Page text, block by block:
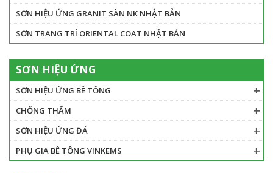
SƠN HIỆU ỨNG GRANIT SÀN NK NHẬT BẢN
SƠN TRANG TRÍ ORIENTAL COAT NHẬT BẢN
SƠN HIỆU ỨNG
SƠN HIỆU ỨNG BÊ TÔNG
CHỐNG THẤM
SƠN HIỆU ỨNG ĐÁ
PHỤ GIA BÊ TÔNG VINKEMS